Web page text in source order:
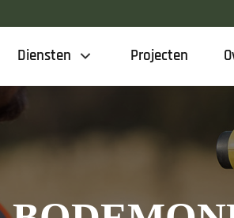
Diensten Projecten